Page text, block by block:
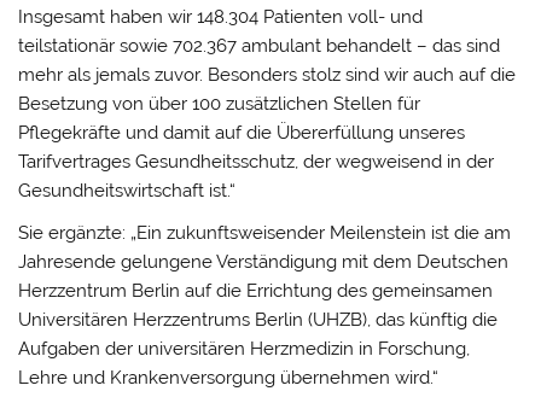
Insgesamt haben wir 148.304 Patienten voll- und
teilstationär sowie 702.367 ambulant behandelt – das sind
mehr als jemals zuvor. Besonders stolz sind wir auch auf die
Besetzung von über 100 zusätzlichen Stellen für
Pflegekräfte und damit auf die Übererfüllung unseres
Tarifvertrages Gesundheitsschutz, der wegweisend in der
Gesundheitswirtschaft ist.“
Sie ergänzte: „Ein zukunftsweisender Meilenstein ist die am
Jahresende gelungene Verständigung mit dem Deutschen
Herzzentrum Berlin auf die Errichtung des gemeinsamen
Universitären Herzzentrums Berlin (UHZB), das künftig die
Aufgaben der universitären Herzmedizin in Forschung,
Lehre und Krankenversorgung übernehmen wird.“